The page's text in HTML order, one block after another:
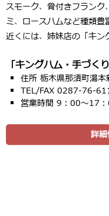
スモーク、骨付きフランク
ミ、ロースハムなど種類豊
近くには、姉妹店の「キン
「キングハム・手づく
住所 栃木県那須町湯
TEL/FAX 0287-76-
営業時間 9：00～17
詳